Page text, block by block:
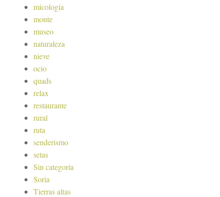
micología
monte
museo
naturaleza
nieve
ocio
quads
relax
restaurante
rural
ruta
senderismo
setas
Sin categoría
Soria
Tierras altas